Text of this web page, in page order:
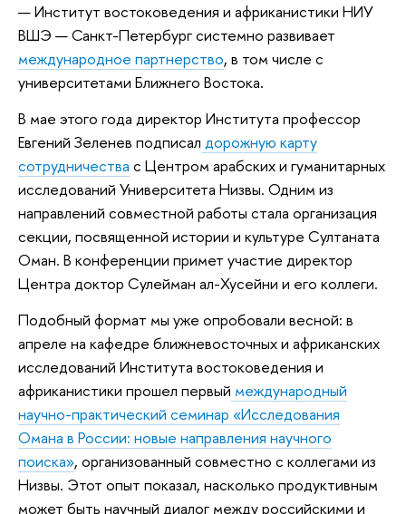
— Институт востоковедения и африканистики НИУ
ВШЭ — Санкт-Петербург системно развивает
международное партнерство, в том числе с
университетами Ближнего Востока.
В мае этого года директор Института профессор
Евгений Зеленев подписал дорожную карту
сотрудничества с Центром арабских и гуманитарных
исследований Университета Низвы. Одним из
направлений совместной работы стала организация
секции, посвященной истории и культуре Султаната
Оман. В конференции примет участие директор
Центра доктор Сулейман ал-Хусейни и его коллеги.
Подобный формат мы уже опробовали весной: в
апреле на кафедре ближневосточных и африканских
исследований Института востоковедения и
африканистики прошел первый международный
научно-практический семинар «Исследования
Омана в России: новые направления научного
поиска», организованный совместно с коллегами из
Низвы. Этот опыт показал, насколько продуктивным
может быть научный диалог между российскими и